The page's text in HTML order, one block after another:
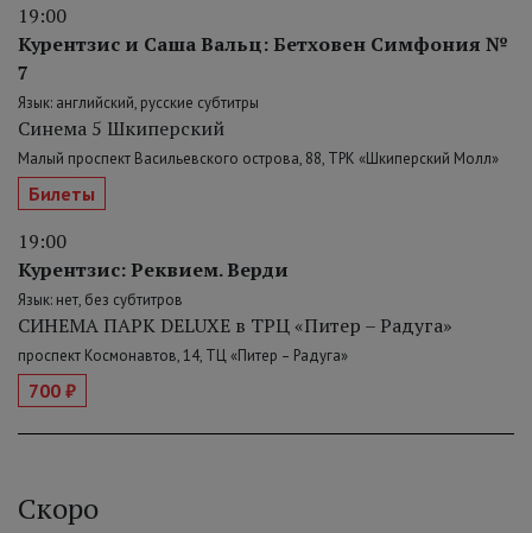
19:00
Курентзис и Саша Вальц: Бетховен Симфония №
7
Язык: английский, русские субтитры
Синема 5 Шкиперский
Малый проспект Васильевского острова, 88, ТРК «Шкиперский Молл»
Билеты
19:00
Курентзис: Реквием. Верди
Язык: нет, без субтитров
СИНЕМА ПАРК DELUXE в ТРЦ «Питер – Радуга»
проспект Космонавтов, 14, ТЦ «Питер – Радуга»
700 ₽
Скоро